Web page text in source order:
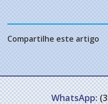
Compartilhe este artigo
WhatsApp: